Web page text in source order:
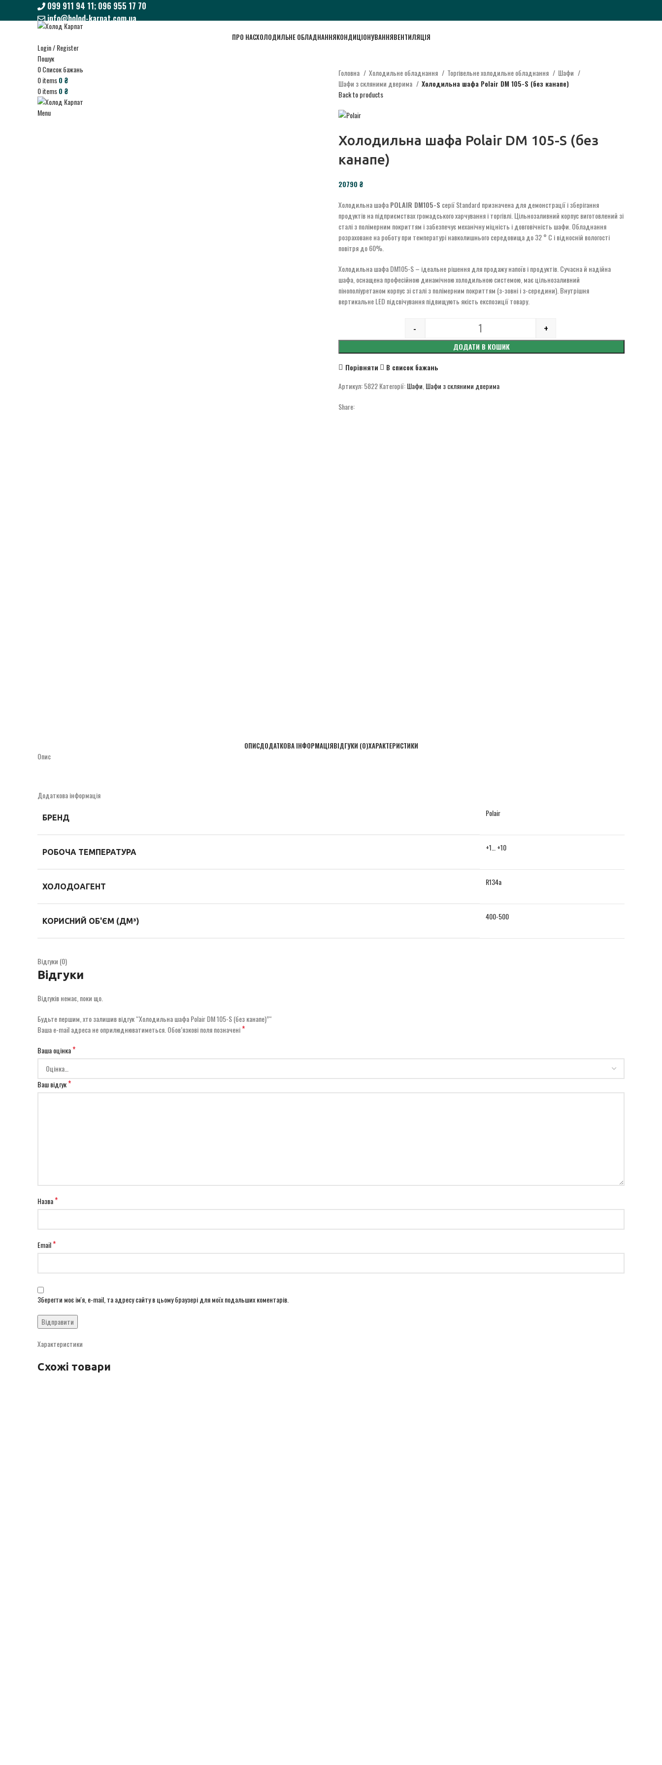
099 911 94 11; 096 955 17 70
info@holod-karpat.com.ua
099 911 94 11; 096 955 17 70
ПРО НАСХОЛОДИЛЬНЕ ОБЛАДНАННЯКОНДИЦІОНУВАННЯВЕНТИЛЯЦІЯ
Login / Register
Пошук
0Список бажань
0items0 ₴
0items0 ₴
Menu
Головна Холодильне обладнання Торгівельне холодильне обладнання
Шафи
Шафи з скляними дверима
Холодильна шафа Polair DM 105-S (без канапе)
Back to products
Холодильна шафа Polair DM 105-S (без
канапе)
20790 ₴
Холодильна шафаPOLAIR DM105-S серії Standard призначена для демонстрації і зберігання
продуктів на підприємствах громадського харчування і торгівлі. Цільнозаливний корпус виготовлений зі
сталі з полімерним покриттям і забезпечує механічну міцність і довговічність шафи. Обладнання
розраховане на роботу при температурі навколишнього середовища до 32 ° С і відносній вологості
повітря до 60%.
Холодильна шафа DM105-S – ідеальне рішення для продажу напоїв і продуктів. Сучасна й надійна
шафа, оснащена професійною динамічною холодильною системою, має цільнозаливний
пінополіуретаном корпус зі сталі з полімерним покриттям (з-зовні і з-середини). Внутрішня
вертикальне LED підсвічування підвищують якість експозиції товару.
Quantity
- +
ДОДАТИ В КОШИК
Порівняти
В список бажань
Артикул:5822Категорії:Шафи Шафи з скляними дверима
Share:
ОПИСДОДАТКОВА ІНФОРМАЦІЯВІДГУКИ (0)ХАРАКТЕРИСТИКИ
Опис
Додаткова інформація
БРЕНД Polair
РОБОЧА ТЕМПЕРАТУРА +1… +10
ХОЛОДОАГЕНТ R134a
КОРИСНИЙ ОБ'ЄМ (ДМ³) 400-500
Відгуки (0)
Відгуки
Відгуків немає, поки що.
Будьте першим, хто залишив відгук “Холодильна шафа Polair DM 105-S (без канапе)”“
Ваша e-mail адреса не оприлюднюватиметься.Обов’язкові поля позначені*
Ваша оцінка*
Ваш відгук*
Назва*
Email*
Зберегти моє ім'я, e-mail, та адресу сайту в цьому браузері для моїх подальших коментарів.
Характеристики
Схожі товари